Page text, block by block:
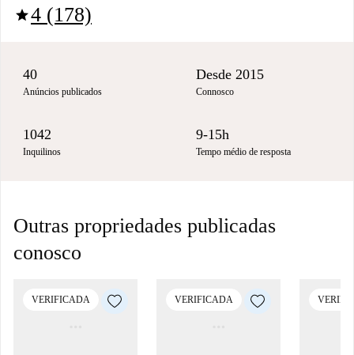
star4 (178)
40
Anúncios publicados
Desde 2015
Connosco
1042
Inquilinos
9-15h
Tempo médio de resposta
Outras propriedades publicadas
conosco
VERIFICADA VERIFICADA